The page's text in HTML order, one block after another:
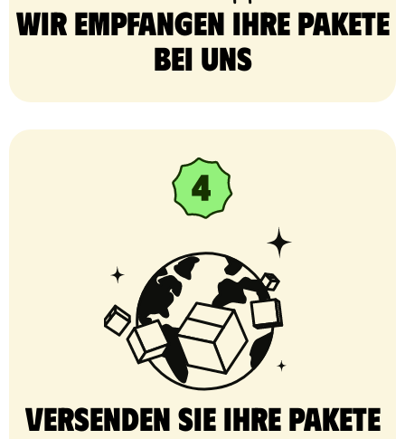
Wir empfangen Ihre Pakete
bei uns
Versenden Sie Ihre Pakete